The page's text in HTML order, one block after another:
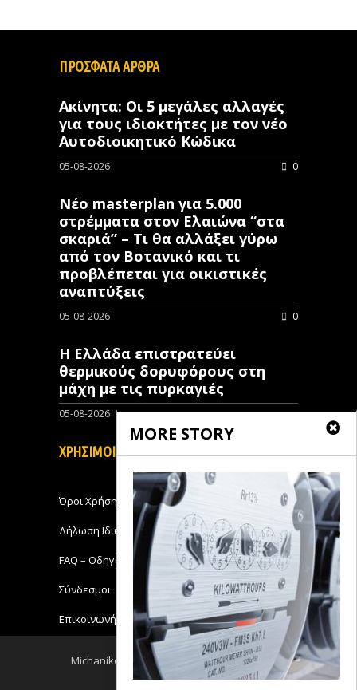
MORE STORY
ΠΡΟΣΦΑΤΑ ΑΡΘΡΑ
Ακίνητα: Οι 5 μεγάλες αλλαγές
για τους ιδιοκτήτες με τον νέο
Αυτοδιοικητικό Κώδικα
05-08-2026 0
Νέο masterplan για 5.000
στρέμματα στον Ελαιώνα “στα
σκαριά” – Τι θα αλλάξει γύρω
από τον Βοτανικό και τι
προβλέπεται για οικιστικές
αναπτύξεις
05-08-2026 0
Η Ελλάδα επιστρατεύει
θερμικούς δορυφόρους στη
μάχη με τις πυρκαγιές
05-08-2026 0
ΧΡΗΣΙΜΟΙ ΣΥΝΔΕΣΜΟΙ
Όροι Χρήσης
Δήλωση Ιδιωτικότητας
FAQ – Οδηγίες Χρήσης
Σύνδεσμοι
Επικοινωνήστε με το Michanikos-Online
Michanikos-Online 2018 - All Rights Reserved
Back to top